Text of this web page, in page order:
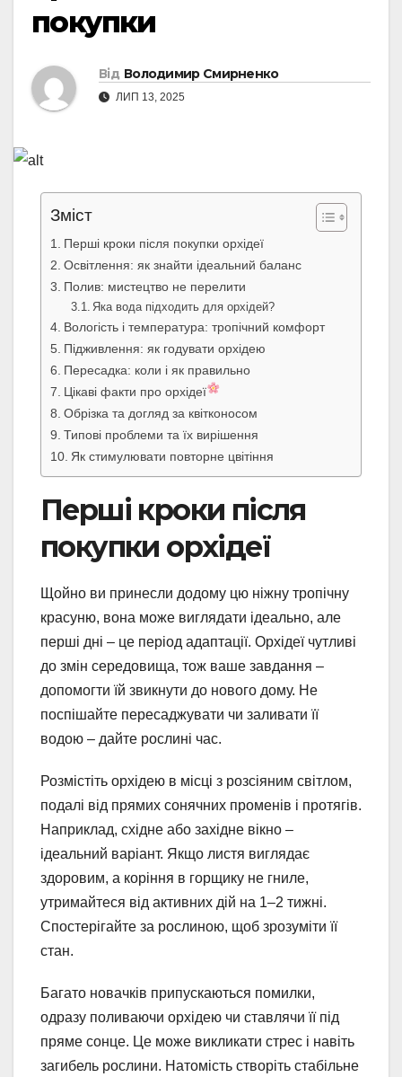
покупки
Від Володимир Смирненко
ЛИП 13, 2025
Зміст
Перші кроки після покупки орхідеї
Освітлення: як знайти ідеальний баланс
Полив: мистецтво не перелити
Яка вода підходить для орхідей?
Вологість і температура: тропічний комфорт
Підживлення: як годувати орхідею
Пересадка: коли і як правильно
Цікаві факти про орхідеї
Обрізка та догляд за квітконосом
Типові проблеми та їх вирішення
Як стимулювати повторне цвітіння
Перші кроки після
покупки орхідеї
Щойно ви принесли додому цю ніжну тропічну
красуню, вона може виглядати ідеально, але
перші дні – це період адаптації. Орхідеї чутливі
до змін середовища, тож ваше завдання –
допомогти їй звикнути до нового дому. Не
поспішайте пересаджувати чи заливати її
водою – дайте рослині час.
Розмістіть орхідею в місці з розсіяним світлом,
подалі від прямих сонячних променів і протягів.
Наприклад, східне або західне вікно –
ідеальний варіант. Якщо листя виглядає
здоровим, а коріння в горщику не гниле,
утримайтеся від активних дій на 1–2 тижні.
Спостерігайте за рослиною, щоб зрозуміти її
стан.
Багато новачків припускаються помилки,
одразу поливаючи орхідею чи ставлячи її під
пряме сонце. Це може викликати стрес і навіть
загибель рослини. Натомість створіть стабільне